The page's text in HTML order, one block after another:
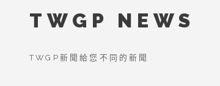
TWGP NEWS
TWGP新聞給您不同的新聞